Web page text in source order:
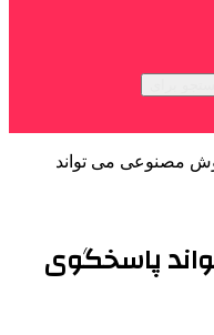
مصنوعی می تواند
پاسخگوی